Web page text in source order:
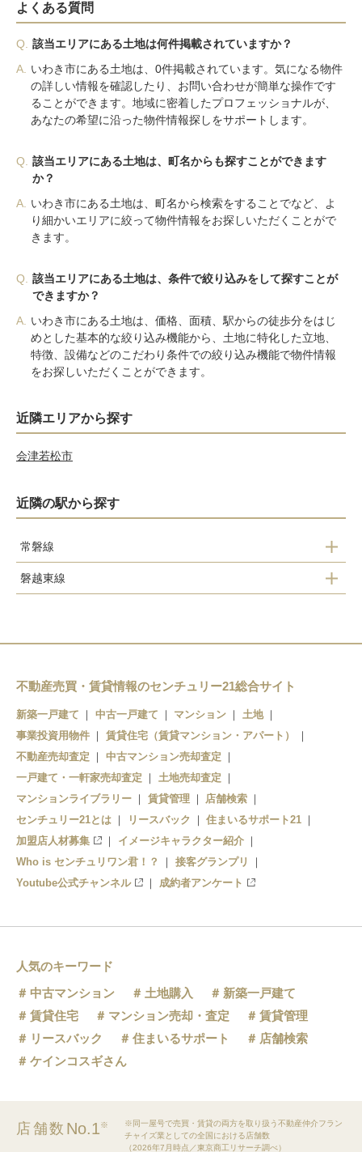
よくある質問
Q.
該当エリアにある土地は何件掲載されていますか？
A.
いわき市にある土地は、0件掲載されています。気になる物件
の詳しい情報を確認したり、お問い合わせが簡単な操作です
ることができます。地域に密着したプロフェッショナルが、
あなたの希望に沿った物件情報探しをサポートします。
Q.
該当エリアにある土地は、町名からも探すことができます
か？
A.
いわき市にある土地は、町名から検索をすることでなど、よ
り細かいエリアに絞って物件情報をお探しいただくことがで
きます。
Q.
該当エリアにある土地は、条件で絞り込みをして探すことが
できますか？
A.
いわき市にある土地は、価格、面積、駅からの徒歩分をはじ
めとした基本的な絞り込み機能から、土地に特化した立地、
特徴、設備などのこだわり条件での絞り込み機能で物件情報
をお探しいただくことができます。
近隣エリアから探す
会津若松市
近隣の駅から探す
常磐線
勿来駅
湯本駅
内郷駅
いわき駅
四ツ倉駅
久ノ浜駅
磐越東線
赤井駅
小川郷駅
江田駅
川前駅
不動産売買・賃貸情報のセンチュリー21総合サイト
新築一戸建て 中古一戸建て マンション
土地
事業投資用物件
賃貸住宅（賃貸マンション・アパート）
不動産売却査定
中古マンション売却査定
一戸建て・一軒家売却査定
土地売却査定
マンションライブラリー
賃貸管理
店舗検索
センチュリー21とは
リースバック
住まいるサポート21
加盟店人材募集
イメージキャラクター紹介
Who is センチュリワン君！？
接客グランプリ
Youtube公式チャンネル
成約者アンケート
人気のキーワード
中古マンション
土地購入
新築一戸建て
賃貸住宅
マンション売却・査定
賃貸管理
リースバック
住まいるサポート
店舗検索
ケインコスギさん
店舗数 No.1※
※同一屋号で売買・賃貸の両方を取り扱う不動産仲介フラン
チャイズ業としての全国における店舗数
（2026年7月時点／東京商工リサーチ調べ）